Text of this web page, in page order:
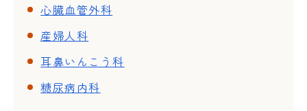
心臓血管外科
産婦人科
耳鼻いんこう科
糖尿病内科